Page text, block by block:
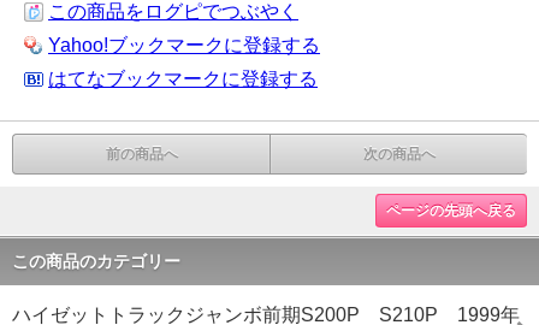
この商品をログピでつぶやく
Yahoo!ブックマークに登録する
はてなブックマークに登録する
前の商品へ 次の商品へ
ページの先頭へ戻る
この商品のカテゴリー
ハイゼットトラックジャンボ前期S200P S210P 1999年